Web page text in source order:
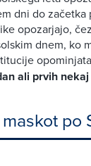
dni do začetka
opozarjajo,
dnem, ko
ali prvih